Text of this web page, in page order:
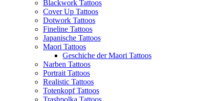
Blackwork Tattoos
Cover Up Tattoos
Dotwork Tattoos
Fineline Tattoos
Japanische Tattoos
Maori Tattoos
Geschiche der Maori Tattoos
Narben Tattoos
Portrait Tattoos
Realistic Tattoos
Totenkopf Tattoos
Trashpolka Tattoos